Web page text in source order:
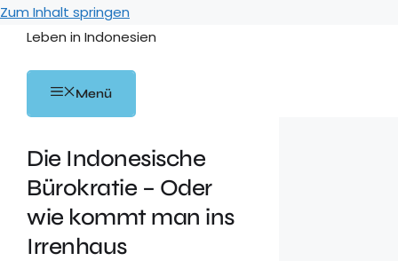
Zum Inhalt springen
Leben in Indonesien
Menü
Die Indonesische
Bürokratie – Oder
wie kommt man ins
Irrenhaus